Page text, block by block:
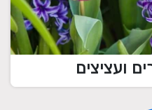
ועציצים